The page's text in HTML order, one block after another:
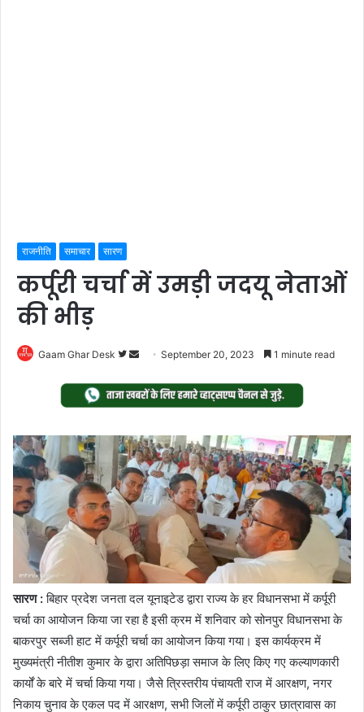
राजनीति समाचार सारण
कर्पूरी चर्चा में उमड़ी जदयू नेताओं
की भीड़
Gaam Ghar Desk
Follow
Twitter
Send
email
September 20, 2023 1 minute read
सारण :बिहार प्रदेश जनता दल यूनाइटेड द्वारा राज्य के हर विधानसभा में कर्पूरी
चर्चा का आयोजन किया जा रहा है इसी क्रम में शनिवार को सोनपुर विधानसभा के
बाकरपुर सब्जी हाट में कर्पूरी चर्चा का आयोजन किया गया। इस कार्यक्रम में
मुख्यमंत्री नीतीश कुमार के द्वारा अतिपिछड़ा समाज के लिए किए गए कल्याणकारी
कार्यों के बारे में चर्चा किया गया। जैसे त्रिस्तरीय पंचायती राज में आरक्षण, नगर
निकाय चुनाव के एकल पद में आरक्षण, सभी जिलों में कर्पूरी ठाकुर छात्रावास का